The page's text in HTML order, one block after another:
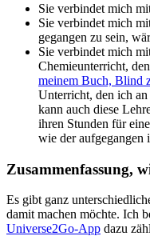
Sie verbindet mich
Sie verbindet mich
gegangen zu sein,
Sie verbindet mich
Chemieunterricht,
meinem Buch, Blind
Unterricht, den ich
kann auch diese
ihren Stunden für
wie der aufgegangen
Zusammenfassung,
Es gibt ganz
damit machen möchte. Ich
Universe2Go-App dazu